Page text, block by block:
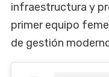
infraestructura y
primer equipo
de gestión